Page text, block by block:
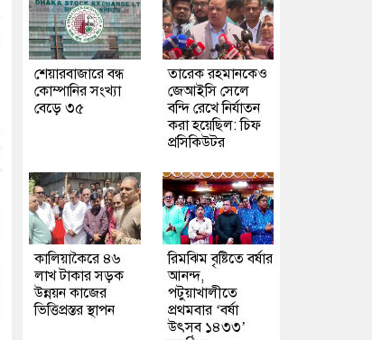
শেয়ারবাজারে বন্ধ
কোম্পানির সংখ্যা
বেড়ে ৩৫
তারেক রহমানকেও
জেআইসি সেলে
বন্দি রেখে নির্যাতন
করা হয়েছিল: চিফ
প্রসিকিউটর
কালিয়াকৈরে ৪৬
লাখ টাকার সড়ক
উন্নয়ন কাজের
ভিত্তিপ্রস্তর স্থাপন
রিমঝিম বৃষ্টিতে বর্ষার
আনন্দ,
পটুয়াখালীতে
প্রথমবার ‘বর্ষা
উৎসব ১৪৩৩’